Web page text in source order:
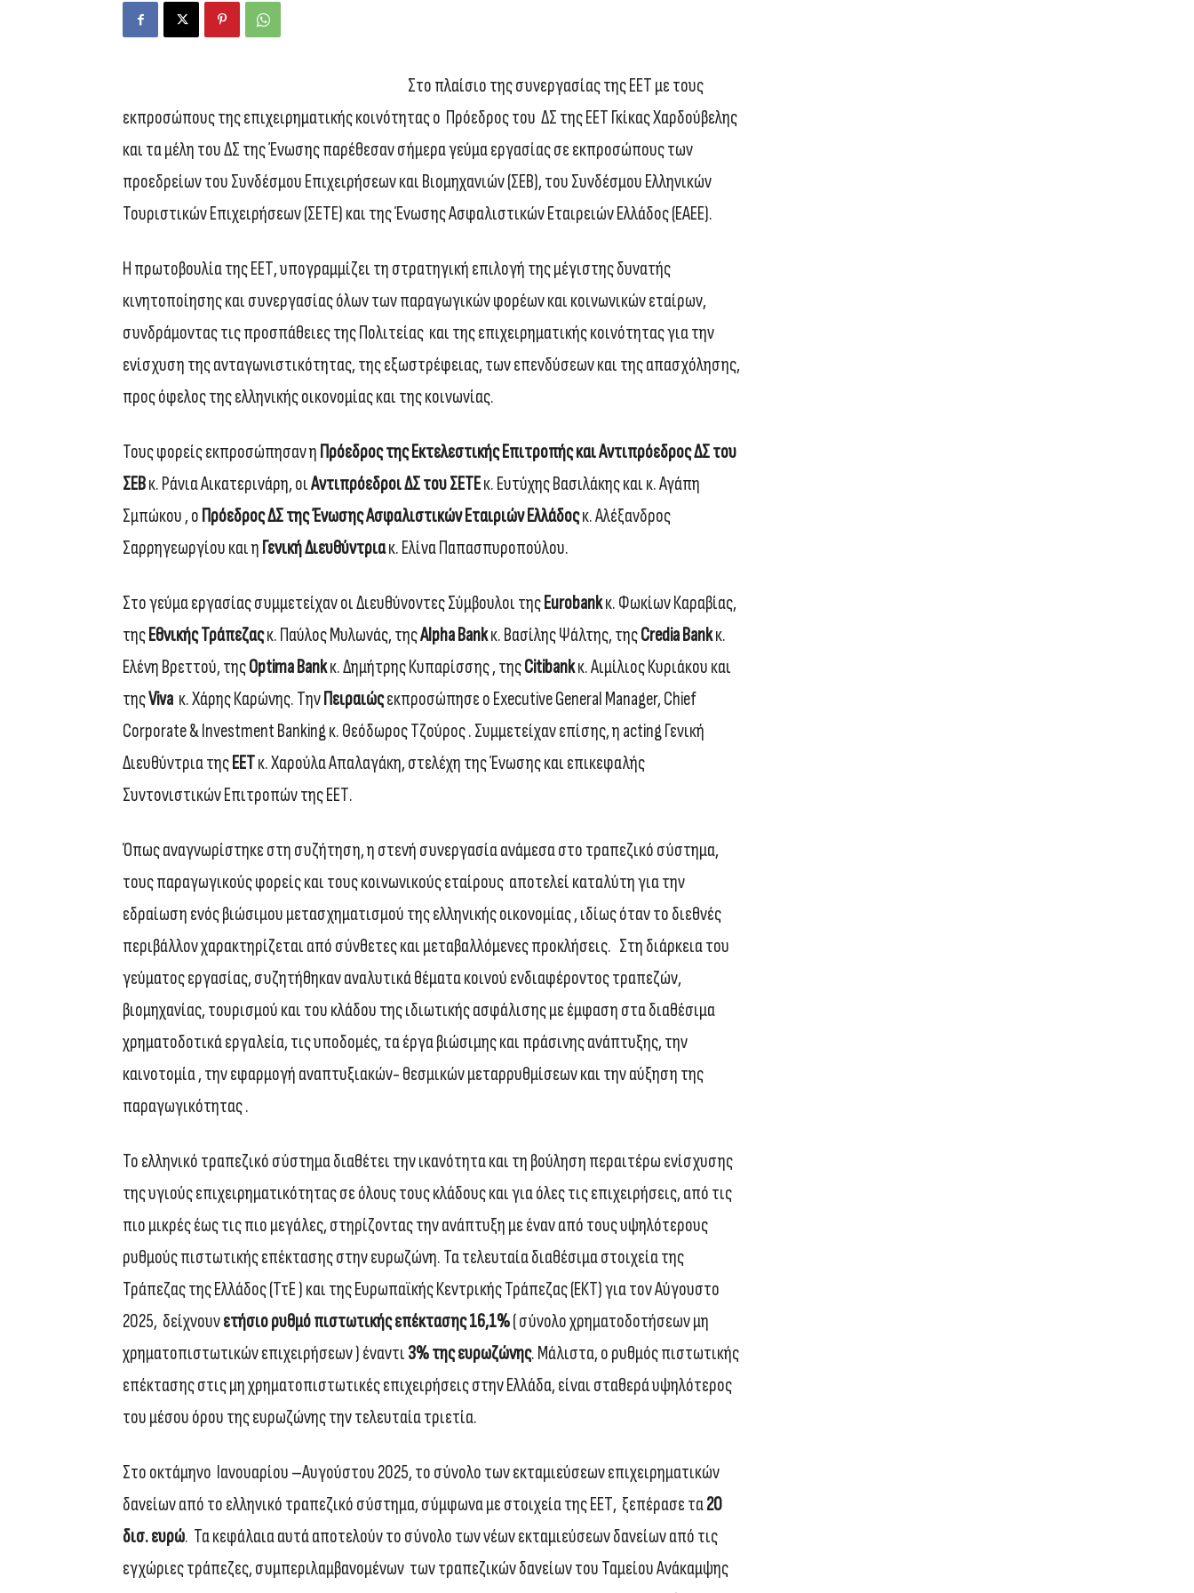
Στο πλαίσιο της συνεργασίας της ΕΕΤ με τους
εκπροσώπους της επιχειρηματικής κοινότητας ο Πρόεδρος του ΔΣ της ΕΕΤ Γκίκας Χαρδούβελης
και τα μέλη του ΔΣ της Ένωσης παρέθεσαν σήμερα γεύμα εργασίας σε εκπροσώπους των
προεδρείων του Συνδέσμου Επιχειρήσεων και Βιομηχανιών (ΣΕΒ), του Συνδέσμου Ελληνικών
Τουριστικών Επιχειρήσεων (ΣΕΤΕ) και της Ένωσης Ασφαλιστικών Εταιρειών Ελλάδος (ΕΑΕΕ).
Η πρωτοβουλία της ΕΕΤ, υπογραμμίζει τη στρατηγική επιλογή της μέγιστης δυνατής
κινητοποίησης και συνεργασίας όλων των παραγωγικών φορέων και κοινωνικών εταίρων,
συνδράμοντας τις προσπάθειες της Πολιτείας και της επιχειρηματικής κοινότητας για την
ενίσχυση της ανταγωνιστικότητας, της εξωστρέφειας, των επενδύσεων και της απασχόλησης,
προς όφελος της ελληνικής οικονομίας και της κοινωνίας.
Τους φορείς εκπροσώπησαν η Πρόεδρος της Εκτελεστικής Επιτροπής και Αντιπρόεδρος ΔΣ του
ΣΕΒκ. Ράνια Αικατερινάρη, οιΑντιπρόεδροι ΔΣ του ΣΕΤΕκ. Ευτύχης Βασιλάκης και κ. Αγάπη
Σμπώκου , ο Πρόεδρος ΔΣ της Ένωσης Ασφαλιστικών Εταιριών Ελλάδοςκ. Αλέξανδρος
Σαρρηγεωργίου και η Γενική Διευθύντριακ. Ελίνα Παπασπυροπούλου.
Στο γεύμα εργασίας συμμετείχαν οι Διευθύνοντες Σύμβουλοι τηςEurobankκ. Φωκίων Καραβίας,
τηςΕθνικής Τράπεζαςκ. Παύλος Μυλωνάς, τηςAlpha Bankκ. Βασίλης Ψάλτης, τηςCredia Bankκ.
Ελένη Βρεττού, τηςOptima Bankκ. Δημήτρης Κυπαρίσσης , τηςCitibankκ. Αιμίλιος Κυριάκου και
τηςViva κ. Χάρης Καρώνης. ΤηνΠειραιώςεκπροσώπησε ο Executive General Manager, Chief
Corporate & Investment Banking κ. Θεόδωρος Τζούρος . Συμμετείχαν επίσης, η acting Γενική
Διευθύντρια τηςΕΕΤκ. Χαρούλα Απαλαγάκη, στελέχη της Ένωσης και επικεφαλής
Συντονιστικών Επιτροπών της ΕΕΤ.
Όπως αναγνωρίστηκε στη συζήτηση, η στενή συνεργασία ανάμεσα στο τραπεζικό σύστημα,
τους παραγωγικούς φορείς και τους κοινωνικούς εταίρους αποτελεί καταλύτη για την
εδραίωση ενός βιώσιμου μετασχηματισμού της ελληνικής οικονομίας , ιδίως όταν το διεθνές
περιβάλλον χαρακτηρίζεται από σύνθετες και μεταβαλλόμενες προκλήσεις. Στη διάρκεια του
γεύματος εργασίας, συζητήθηκαν αναλυτικά θέματα κοινού ενδιαφέροντος τραπεζών,
βιομηχανίας, τουρισμού και του κλάδου της ιδιωτικής ασφάλισης με έμφαση στα διαθέσιμα
χρηματοδοτικά εργαλεία, τις υποδομές, τα έργα βιώσιμης και πράσινης ανάπτυξης, την
καινοτομία , την εφαρμογή αναπτυξιακών- θεσμικών μεταρρυθμίσεων και την αύξηση της
παραγωγικότητας .
Το ελληνικό τραπεζικό σύστημα διαθέτει την ικανότητα και τη βούληση περαιτέρω ενίσχυσης
της υγιούς επιχειρηματικότητας σε όλους τους κλάδους και για όλες τις επιχειρήσεις, από τις
πιο μικρές έως τις πιο μεγάλες, στηρίζοντας την ανάπτυξη με έναν από τους υψηλότερους
ρυθμούς πιστωτικής επέκτασης στην ευρωζώνη. Τα τελευταία διαθέσιμα στοιχεία της
Τράπεζας της Ελλάδος (ΤτΕ ) και της Ευρωπαϊκής Κεντρικής Τράπεζας (ΕΚΤ) για τον Αύγουστο
2025, δείχνουνετήσιο ρυθμό πιστωτικής επέκτασης 16,1%( σύνολο χρηματοδοτήσεων μη
χρηματοπιστωτικών επιχειρήσεων ) έναντι 3% της ευρωζώνης. Μάλιστα, ο ρυθμός πιστωτικής
επέκτασης στις μη χρηματοπιστωτικές επιχειρήσεις στην Ελλάδα, είναι σταθερά υψηλότερος
του μέσου όρου της ευρωζώνης την τελευταία τριετία.
Στο οκτάμηνο Ιανουαρίου –Αυγούστου 2025, το σύνολο των εκταμιεύσεων επιχειρηματικών
δανείων από το ελληνικό τραπεζικό σύστημα, σύμφωνα με στοιχεία της ΕΕΤ, ξεπέρασε τα20
δισ. ευρώ. Τα κεφάλαια αυτά αποτελούν το σύνολο των νέων εκταμιεύσεων δανείων από τις
εγχώριες τράπεζες, συμπεριλαμβανομένων των τραπεζικών δανείων του Ταμείου Ανάκαμψης